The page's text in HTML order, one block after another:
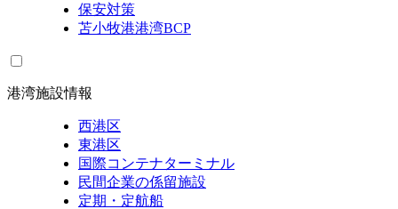
保安対策
苫小牧港港湾BCP
港湾施設情報
西港区
東港区
国際コンテナターミナル
民間企業の係留施設
定期・定航船